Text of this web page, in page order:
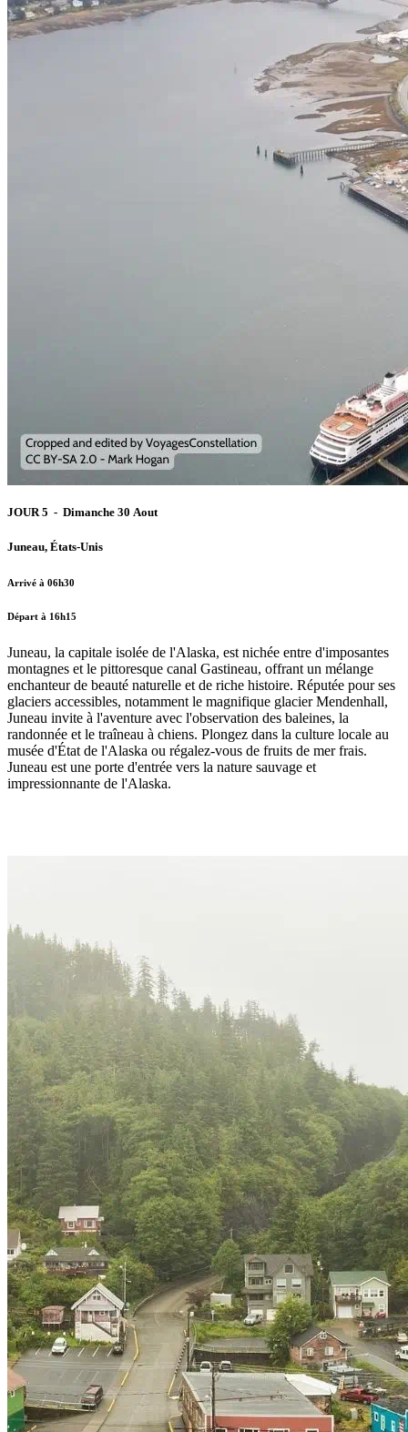
JOUR 5 - Dimanche 30 Aout
Juneau, États-Unis
Arrivé à 06h30
Départ à 16h15
Juneau, la capitale isolée de l'Alaska, est nichée entre d'imposantes
montagnes et le pittoresque canal Gastineau, offrant un mélange
enchanteur de beauté naturelle et de riche histoire. Réputée pour ses
glaciers accessibles, notamment le magnifique glacier Mendenhall,
Juneau invite à l'aventure avec l'observation des baleines, la
randonnée et le traîneau à chiens. Plongez dans la culture locale au
musée d'État de l'Alaska ou régalez-vous de fruits de mer frais.
Juneau est une porte d'entrée vers la nature sauvage et
impressionnante de l'Alaska.